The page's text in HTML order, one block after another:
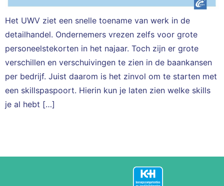
Het UWV ziet een snelle toename van werk in de
detailhandel. Ondernemers vrezen zelfs voor grote
personeelstekorten in het najaar. Toch zijn er grote
verschillen en verschuivingen te zien in de baankansen
per bedrijf. Juist daarom is het zinvol om te starten met
een skillspaspoort. Hierin kun je laten zien welke skills
je al hebt […]